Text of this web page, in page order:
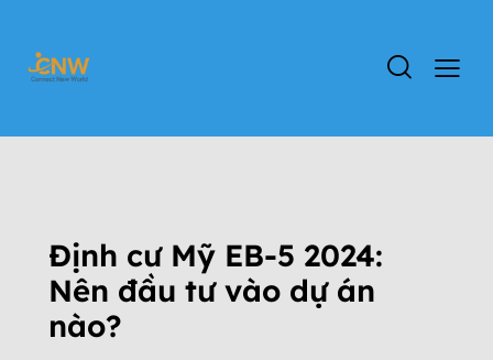
Định cư Mỹ EB-5 2024:
Nên đầu tư vào dự án
nào?